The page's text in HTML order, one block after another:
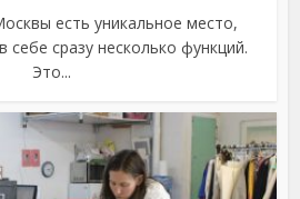
есть уникальное место,
себе сразу несколько функций.
Это...